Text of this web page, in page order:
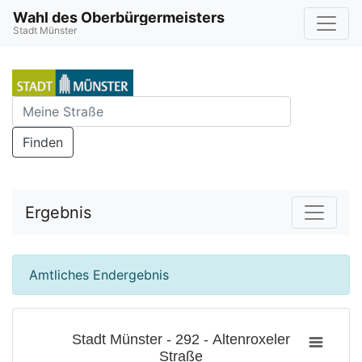
Wahl des Oberbürgermeisters
Stadt Münster
Finden
Ergebnis
Amtliches Endergebnis
Stadt Münster - 292 - Altenroxeler
Straße